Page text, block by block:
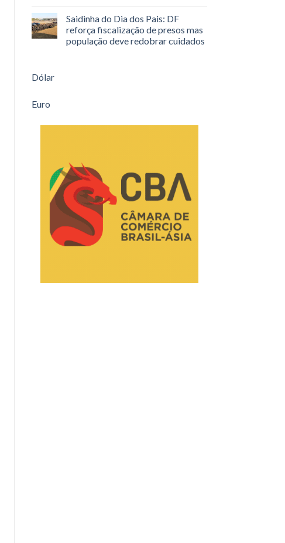
Saidinha do Dia dos Pais: DF
reforça fiscalização de presos mas
população deve redobrar cuidados
Dólar
Euro